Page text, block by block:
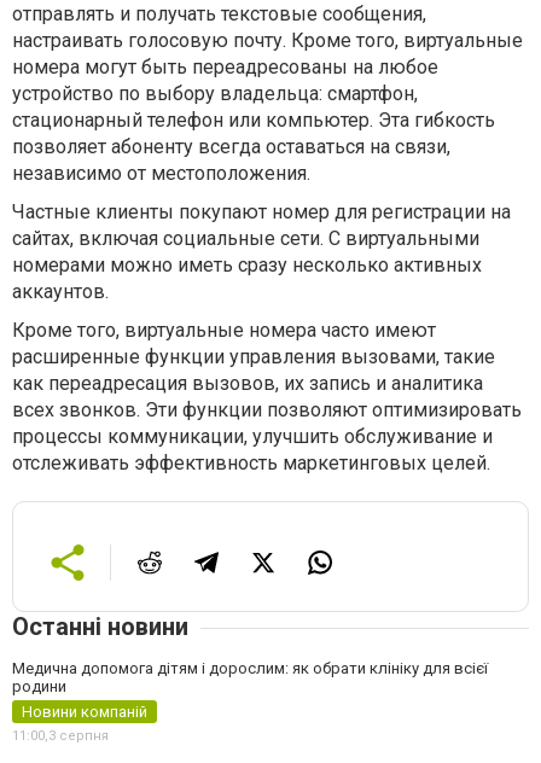
отправлять и получать текстовые сообщения,
настраивать голосовую почту. Кроме того, виртуальные
номера могут быть переадресованы на любое
устройство по выбору владельца: смартфон,
стационарный телефон или компьютер. Эта гибкость
позволяет абоненту всегда оставаться на связи,
независимо от местоположения.
Частные клиенты покупают номер для регистрации на
сайтах, включая социальные сети. С виртуальными
номерами можно иметь сразу несколько активных
аккаунтов.
Кроме того, виртуальные номера часто имеют
расширенные функции управления вызовами, такие
как переадресация вызовов, их запись и аналитика
всех звонков. Эти функции позволяют оптимизировать
процессы коммуникации, улучшить обслуживание и
отслеживать эффективность маркетинговых целей.
Останні новини
Медична допомога дітям і дорослим: як обрати клініку для всієї
родини
Новини компаній
11:00, 3 серпня